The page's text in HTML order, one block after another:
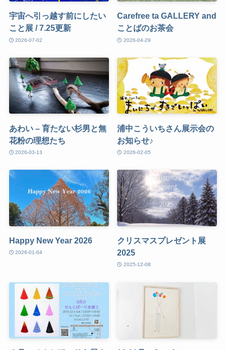
宇宙へ引っ越す前にしたい
こと展 / 7.25更新
2026-07-02
Carefree ta GALLERY and
ことばのお茶会
2026-04-29
あわい – 育たない杉男と無
花粉の理想たち
2026-03-13
浦中こういちさん展示会の
お知らせ♪
2026-02-05
Happy New Year 2026
2026-01-04
クリスマスプレゼント展
2025
2025-12-08